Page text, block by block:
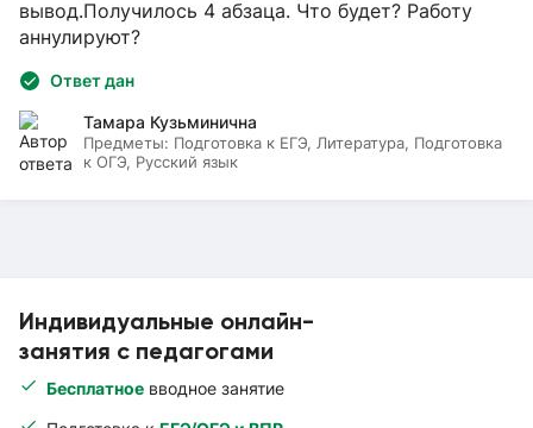
Индивидуальные онлайн-
занятия с педагогами
Бесплатное вводное занятие
вывод.Получилось 4 абзаца. Что будет? Работу
аннулируют?
Ответ дан
Тамара Кузьминична
Предметы: Подготовка к ЕГЭ, Литература, Подготовка
к ОГЭ, Русский язык